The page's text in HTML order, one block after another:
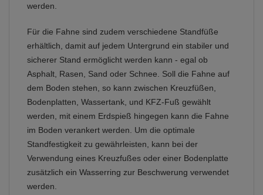
werden.
Für die Fahne sind zudem verschiedene Standfüße
erhältlich, damit auf jedem Untergrund ein stabiler und
sicherer Stand ermöglicht werden kann - egal ob
Asphalt, Rasen, Sand oder Schnee. Soll die Fahne auf
dem Boden stehen, so kann zwischen Kreuzfüßen,
Bodenplatten, Wassertank, und KFZ-Fuß gewählt
werden, mit einem Erdspieß hingegen kann die Fahne
im Boden verankert werden. Um die optimale
Standfestigkeit zu gewährleisten, kann bei der
Verwendung eines Kreuzfußes oder einer Bodenplatte
zusätzlich ein Wasserring zur Beschwerung verwendet
werden.